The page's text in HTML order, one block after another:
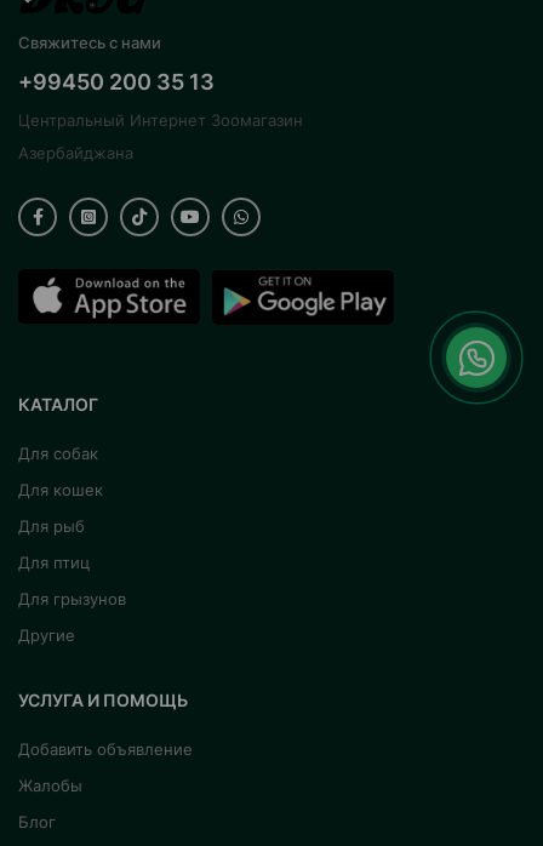
Свяжитесь с нами
+99450 200 35 13
Центральный Интернет Зоомагазин
Азербайджана
КАТАЛОГ
Для собак
Для кошек
Для рыб
Для птиц
Для грызунов
Другие
УСЛУГА И ПОМОЩЬ
Добавить объявление
Жалобы
Блог